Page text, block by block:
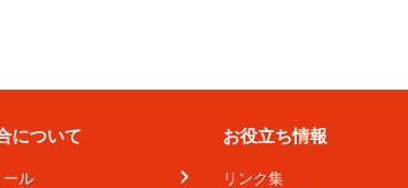
について
ル
お役立ち情報
リンク集